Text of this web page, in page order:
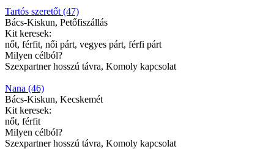
Tartós szeretőt (47)
Bács-Kiskun, Petőfiszállás
Kit keresek:
nőt, férfit, női párt, vegyes párt, férfi párt
Milyen célból?
Szexpartner hosszú távra, Komoly kapcsolat
Nana (46)
Bács-Kiskun, Kecskemét
Kit keresek:
nőt, férfit
Milyen célból?
Szexpartner hosszú távra, Komoly kapcsolat